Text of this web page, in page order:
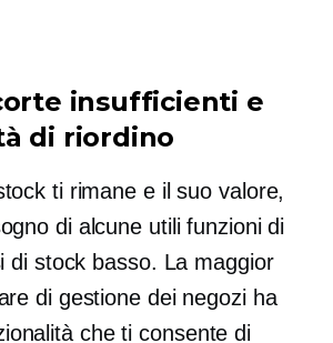
insufficienti e
di riordino
ti rimane e il suo valore,
di alcune utili funzioni di
di stock basso. La maggior
di gestione dei negozi ha
che ti consente di